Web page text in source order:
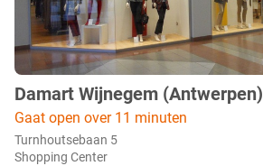
info
boetiek
:
Damart Wijnegem (Antwerpen)
Gaat open over 11 minuten
Turnhoutsebaan 5
Shopping Center